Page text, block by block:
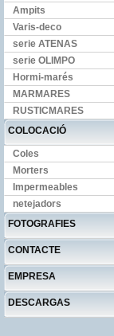
Ampits
Varis-deco
serie ATENAS
serie OLIMPO
Hormi-marés
MARMARES
RUSTICMARES
COLOCACIÓ
Coles
Morters
Impermeables
netejadors
FOTOGRAFIES
CONTACTE
EMPRESA
DESCARGAS